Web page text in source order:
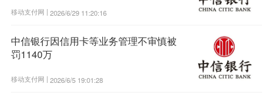
移动支付网 | 2026/6/29 11:20:16
中信银行因信用卡等业务管理不审慎被
罚1140万
移动支付网 | 2026/6/5 19:01:28